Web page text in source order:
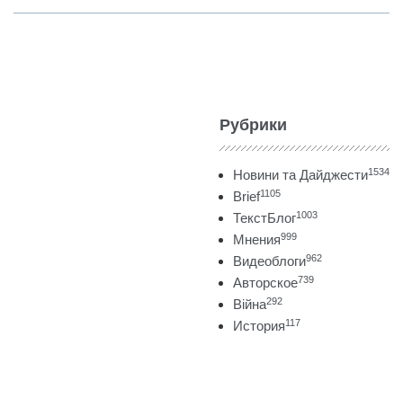
Рубрики
Новини та Дайджести1534
Brief1105
ТекстБлог1003
Мнения999
Видеоблоги962
Авторское739
Війна292
История117